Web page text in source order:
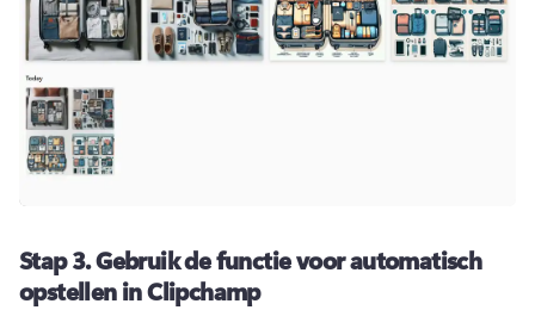
Stap 3.Gebruik de functie voor automatisch
opstellen in Clipchamp